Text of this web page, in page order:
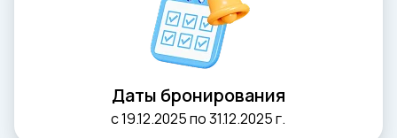
Даты бронирования
с 19.12.2025 по 31.12.2025 г.